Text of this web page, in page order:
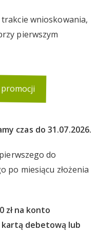
wnioskowania,
pierwszym
czas do 31.07.2026.
do
po miesiącu złożenia
zł na konto
kartą debetową lub